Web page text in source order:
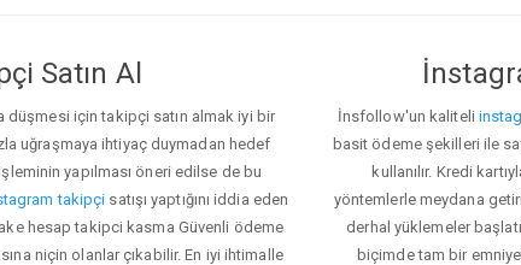
Satın Al
düşmesi için takipçi satın almak iyi bir
uğraşmaya ihtiyaç duymadan hedef
yapılması öneri edilse de bu
takipçi satışı yaptığını iddia eden
hesap takipci kasma Güvenli ödeme
niçin olanlar çıkabilir. En iyi ihtimalle
İnsfollow'un kaliteli
basit ödeme şekilleri ile
kullanılır. Kredi
yöntemlerle meydana
derhal yüklemeler
biçimde tam bir